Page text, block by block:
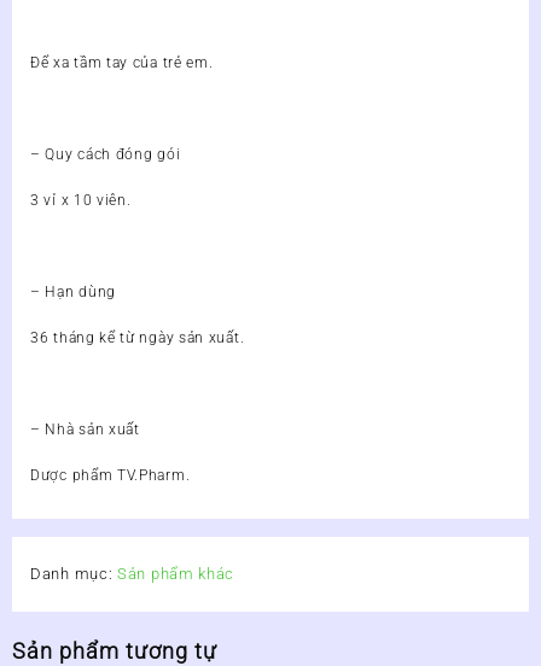
Để xa tầm tay của trẻ em.
– Quy cách đóng gói
3 vỉ x 10 viên.
– Hạn dùng
36 tháng kể từ ngày sản xuất.
– Nhà sản xuất
Dược phẩm TV.Pharm.
Danh mục: Sản phẩm khác
Sản phẩm tương tự